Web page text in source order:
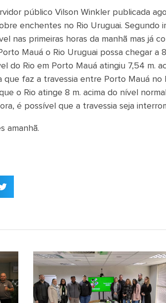
público Vilson Winkler publicada
enchentes no Rio Uruguai. Segundo
nas primeiras horas da manhã mas já
Mauá o Rio Uruguai possa chegar a
do Rio em Porto Mauá atingiu 7,54 m.
que faz a travessia entre Porto Mauá
o Rio atinge 8 m. acima do nível
é possível que a travessia seja
amanhã.